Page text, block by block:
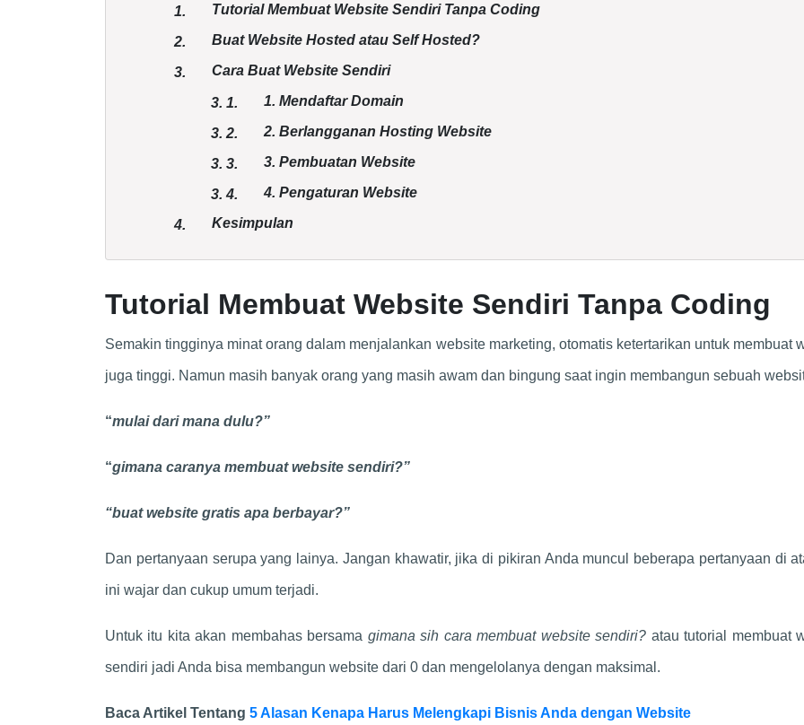
1. Tutorial Membuat Website Sendiri Tanpa Coding
2. Buat Website Hosted atau Self Hosted?
3. Cara Buat Website Sendiri
3. 1. 1. Mendaftar Domain
3. 2. 2. Berlangganan Hosting Website
3. 3. 3. Pembuatan Website
3.4. 4. Pengaturan Website
4. Kesimpulan
Tutorial Membuat Website Sendiri Tanpa Coding
Semakin tingginya minat orang dalam menjalankan website marketing, otomatis ketertarikan untuk membuat
juga tinggi. Namun masih banyak orang yang masih awam dan bingung saat ingin membangun sebuah
“mulai dari mana dulu?”
“gimana caranya membuat website sendiri?”
“buat website gratis apa berbayar?”
Dan pertanyaan serupa yang lainya. Jangan khawatir, jika di pikiran Anda muncul beberapa pertanyaan di
ini wajar dan cukup umum terjadi.
Untuk itu kita akan membahas bersama gimana sih cara membuat website sendiri? atau tutorial membuat
sendiri jadi Anda bisa membangun website dari 0 dan mengelolanya dengan maksimal.
Baca Artikel Tentang 5 Alasan Kenapa Harus Melengkapi Bisnis Anda dengan Website